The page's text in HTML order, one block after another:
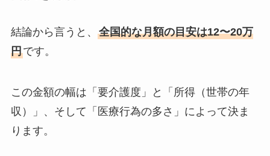
結論から言うと、 全国的な月額の目安は12〜20万
円です。
この金額の幅は「要介護度」と「所得（世帯の年
収）」、そして「医療行為の多さ」によって決ま
ります。